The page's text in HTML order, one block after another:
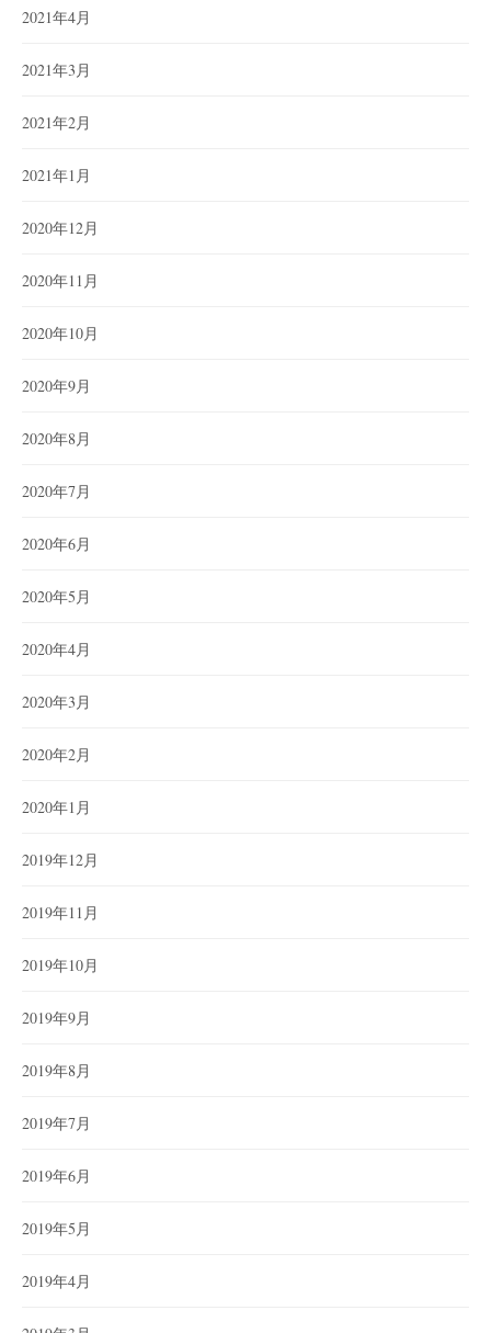
2021年4月
2021年3月
2021年2月
2021年1月
2020年12月
2020年11月
2020年10月
2020年9月
2020年8月
2020年7月
2020年6月
2020年5月
2020年4月
2020年3月
2020年2月
2020年1月
2019年12月
2019年11月
2019年10月
2019年9月
2019年8月
2019年7月
2019年6月
2019年5月
2019年4月